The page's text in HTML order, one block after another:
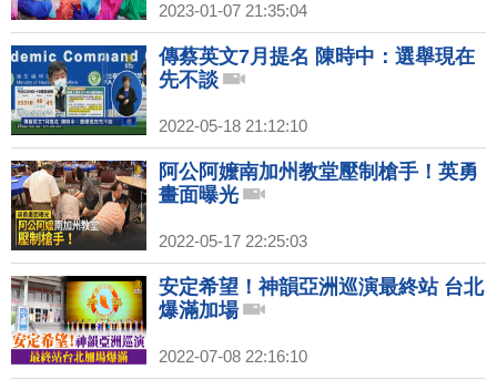
2023-01-07 21:35:04
傳蔡英文7月提名 陳時中：選舉現在
先不談
2022-05-18 21:12:10
阿公阿嬤南加州教堂壓制槍手！英勇
畫面曝光
2022-05-17 22:25:03
安定希望！神韻亞洲巡演最終站 台北
爆滿加場
2022-07-08 22:16:10